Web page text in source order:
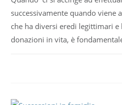
successivamente quando viene
che ha diversi eredi legittimari e
donazioni in vita, è